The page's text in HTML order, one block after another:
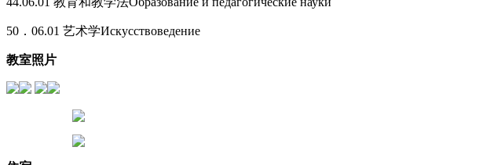
50．06.01 艺术学Искусствоведение
教室照片